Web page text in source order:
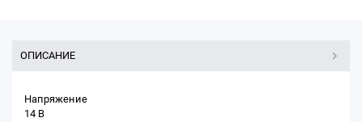
ОПИСАНИЕ
Напряжение
14 В